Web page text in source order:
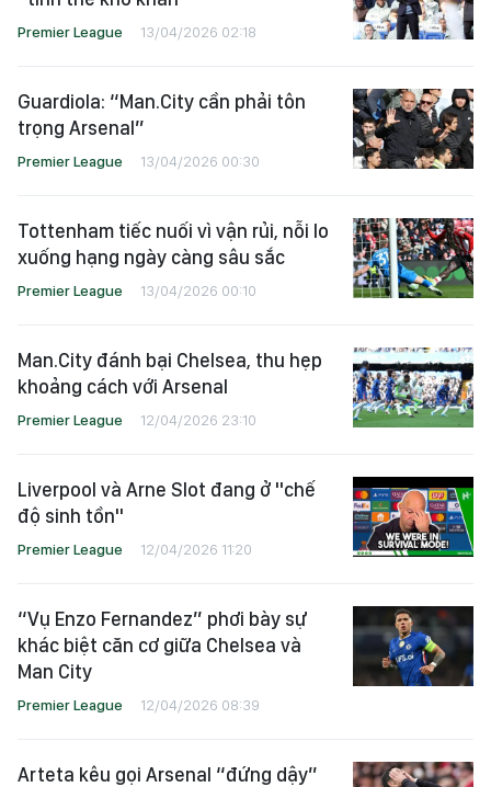
Premier League 13/04/2026 02:18
Guardiola: “Man.City cần phải tôn
trọng Arsenal”
Premier League 13/04/2026 00:30
Tottenham tiếc nuối vì vận rủi, nỗi lo
xuống hạng ngày càng sâu sắc
Premier League 13/04/2026 00:10
Man.City đánh bại Chelsea, thu hẹp
khoảng cách với Arsenal
Premier League 12/04/2026 23:10
Liverpool và Arne Slot đang ở "chế
độ sinh tồn"
Premier League 12/04/2026 11:20
“Vụ Enzo Fernandez” phơi bày sự
khác biệt căn cơ giữa Chelsea và
Man City
Premier League 12/04/2026 08:39
Arteta kêu gọi Arsenal “đứng dậy”